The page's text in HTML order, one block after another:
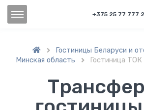
+375 25 77 777
 Гостиницы Беларуси и
Минская область  Гостиница